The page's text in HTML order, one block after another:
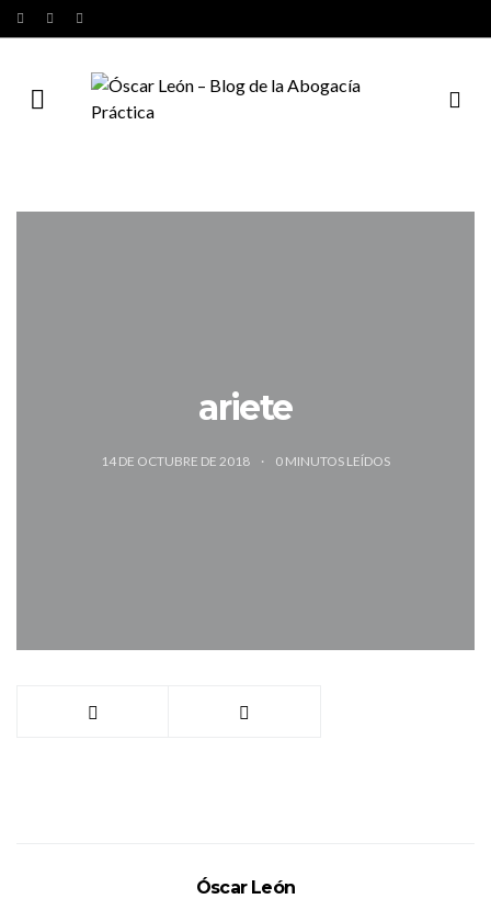
ariete
14 DE OCTUBRE DE 2018 0 MINUTOS LEÍDOS
Óscar León